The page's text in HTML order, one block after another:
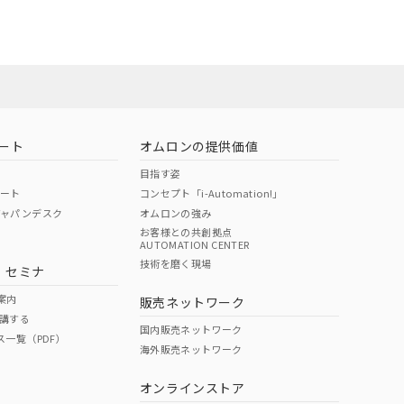
O O
ページへ
ください
ト
ト
パンデスク
セミナ
内
する
覧（PDF）
オムロンの提供価値
目指す姿
コンセプト「i-Automation!」
オムロンの強み
お客様との共創拠点
AUTOMATION CENTER
技術を磨く現場
販売ネットワーク
国内販売ネットワーク
海外販売ネットワーク
オンラインストア